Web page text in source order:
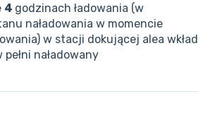
4 godzinach ładowania (w
naładowania w momencie
w stacji dokującej alea wkład
naładowany